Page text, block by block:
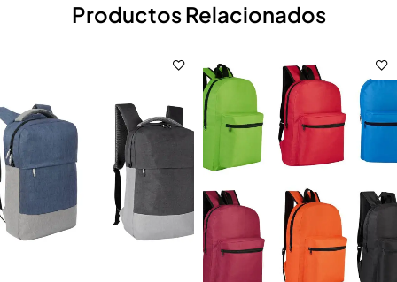
Productos Relacionados